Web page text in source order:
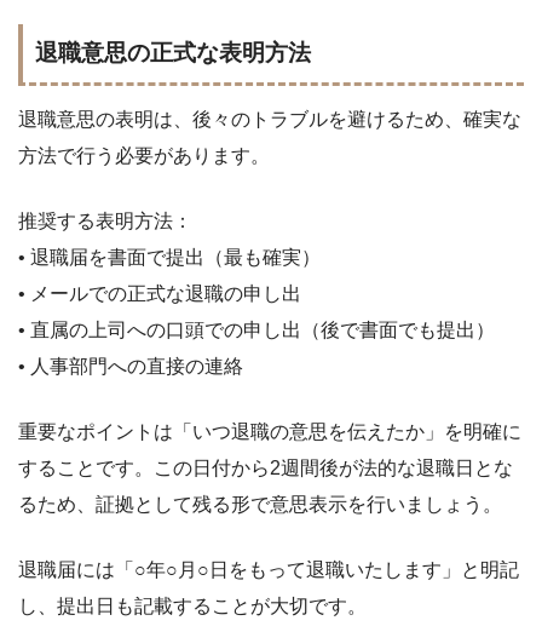
退職意思の正式な表明方法
退職意思の表明は、後々のトラブルを避けるため、確実な
方法で行う必要があります。
推奨する表明方法：
• 退職届を書面で提出（最も確実）
• メールでの正式な退職の申し出
• 直属の上司への口頭での申し出（後で書面でも提出）
• 人事部門への直接の連絡
重要なポイントは「いつ退職の意思を伝えたか」を明確に
することです。この日付から2週間後が法的な退職日とな
るため、証拠として残る形で意思表示を行いましょう。
退職届には「○年○月○日をもって退職いたします」と明記
し、提出日も記載することが大切です。